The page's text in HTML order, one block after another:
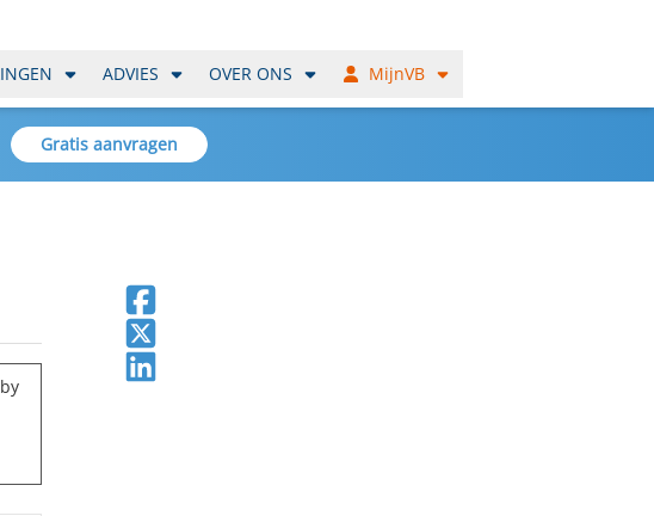
ADVIES OVER ONS MijnVB
Gratis aanvragen
Deel op Facebook
Deel op X
Deel op LinkedIn